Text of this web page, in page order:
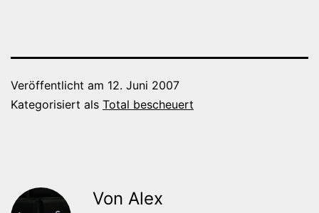
Veröffentlicht am 12. Juni 2007
Kategorisiert als Total bescheuert
Von Alex